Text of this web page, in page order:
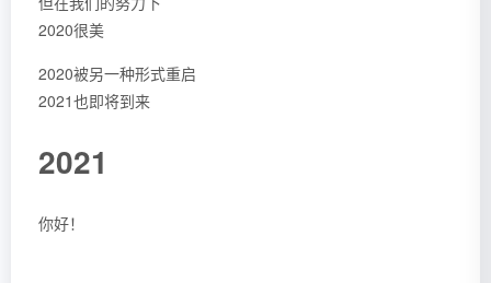
2020很美
2020被另一种形式重启
2021也即将到来
2021
你好！